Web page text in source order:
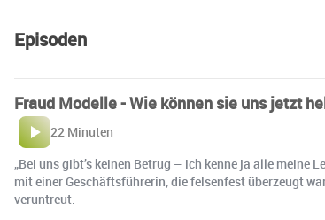
Episoden
Fraud Modelle - Wie können sie uns jetzt
22 Minuten
„Bei uns gibt’s keinen Betrug – ich kenne ja alle meine
mit einer Geschäftsführerin, die felsenfest überzeugt
veruntreut.